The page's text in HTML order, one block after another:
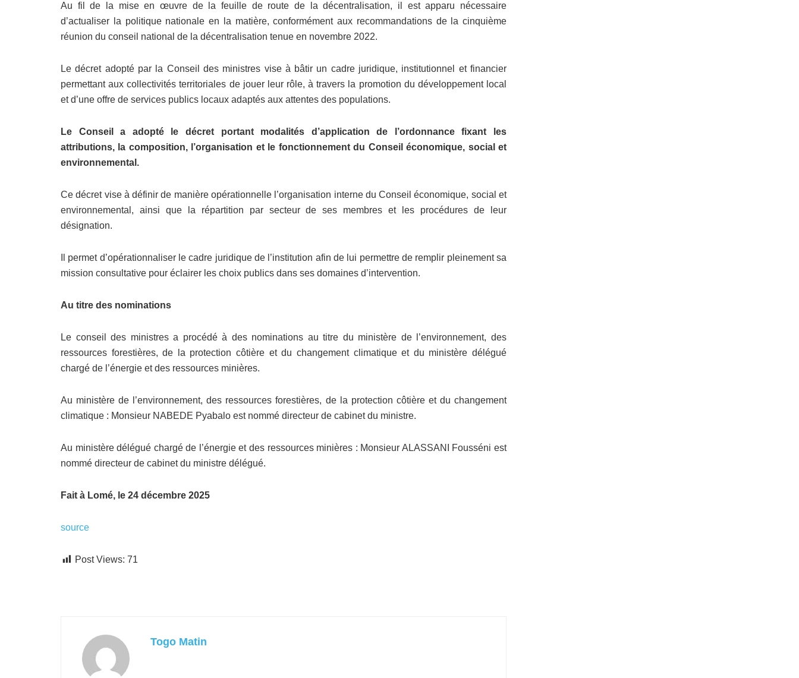
Au fil de la mise en œuvre de la feuille de route de la décentralisation, il est apparu nécessaire
d’actualiser la politique nationale en la matière, conformément aux recommandations de la cinquième
réunion du conseil national de la décentralisation tenue en novembre 2022.
Le décret adopté par la Conseil des ministres vise à bâtir un cadre juridique, institutionnel et financier
permettant aux collectivités territoriales de jouer leur rôle, à travers la promotion du développement local
et d’une offre de services publics locaux adaptés aux attentes des populations.
Le Conseil a adopté le décret portant modalités d’application de l’ordonnance fixant les
attributions, la composition, l’organisation et le fonctionnement du Conseil économique, social et
environnemental.
Ce décret vise à définir de manière opérationnelle l’organisation interne du Conseil économique, social et
environnemental, ainsi que la répartition par secteur de ses membres et les procédures de leur
désignation.
Il permet d’opérationnaliser le cadre juridique de l’institution afin de lui permettre de remplir pleinement sa
mission consultative pour éclairer les choix publics dans ses domaines d’intervention.
Au titre des nominations
Le conseil des ministres a procédé à des nominations au titre du ministère de l’environnement, des
ressources forestières, de la protection côtière et du changement climatique et du ministère délégué
chargé de l’énergie et des ressources minières.
Au ministère de l’environnement, des ressources forestières, de la protection côtière et du changement
climatique : Monsieur NABEDE Pyabalo est nommé directeur de cabinet du ministre.
Au ministère délégué chargé de l’énergie et des ressources minières : Monsieur ALASSANI Fousséni est
nommé directeur de cabinet du ministre délégué.
Fait à Lomé, le 24 décembre 2025
source
Post Views: 71
Togo Matin